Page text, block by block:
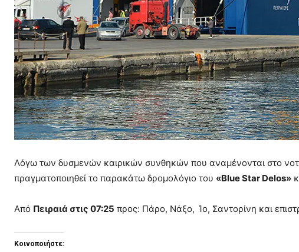
Λόγω των δυσμενών καιρικών συνθηκών που αναμένονται στο
πραγματοποιηθεί το παρακάτω δρομολόγιο του «Blue Star Delos»
Από Πειραιά στις 07:25 προς: Πάρο, Νάξο, Ίο, Σαντορίνη και
Κοινοποιήστε: